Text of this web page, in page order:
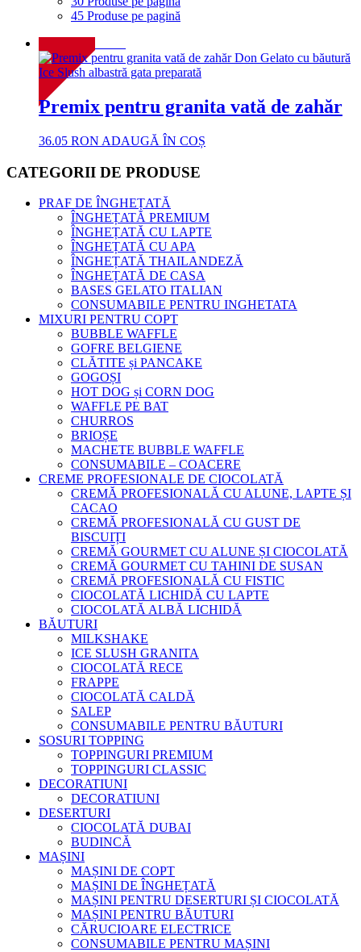
45 Produse pe pagină
Premix pentru granita vată de zahăr
36.05 RON ADAUGĂ ÎN COȘ
CATEGORII DE PRODUSE
PRAF DE ÎNGHEȚATĂ
ÎNGHEȚATĂ PREMIUM
ÎNGHEȚATĂ CU LAPTE
ÎNGHEȚATĂ CU APA
ÎNGHEȚATĂ THAILANDEZĂ
ÎNGHEȚATĂ DE CASA
BASES GELATO ITALIAN
CONSUMABILE PENTRU INGHETATA
MIXURI PENTRU COPT
BUBBLE WAFFLE
GOFRE BELGIENE
CLĂTITE și PANCAKE
GOGOȘI
HOT DOG și CORN DOG
WAFFLE PE BAT
CHURROS
BRIOȘE
MACHETE BUBBLE WAFFLE
CONSUMABILE – COACERE
CREME PROFESIONALE DE CIOCOLATĂ
CREMĂ PROFESIONALĂ CU ALUNE, LAPTE ȘI
CACAO
CREMĂ PROFESIONALĂ CU GUST DE
BISCUIȚI
CREMĂ GOURMET CU ALUNE ȘI CIOCOLATĂ
CREMĂ GOURMET CU TAHINI DE SUSAN
CREMĂ PROFESIONALĂ CU FISTIC
CIOCOLATĂ LICHIDĂ CU LAPTE
CIOCOLATĂ ALBĂ LICHIDĂ
BĂUTURI
MILKSHAKE
ICE SLUSH GRANITA
CIOCOLATĂ RECE
FRAPPE
CIOCOLATĂ CALDĂ
SALEP
CONSUMABILE PENTRU BĂUTURI
SOSURI TOPPING
TOPPINGURI PREMIUM
TOPPINGURI CLASSIC
DECORATIUNI
DECORATIUNI
DESERTURI
CIOCOLATĂ DUBAI
BUDINCĂ
MAȘINI
MAȘINI DE COPT
MAȘINI DE ÎNGHEȚATĂ
MAȘINI PENTRU DESERTURI ȘI CIOCOLATĂ
MAȘINI PENTRU BĂUTURI
CĂRUCIOARE ELECTRICE
CONSUMABILE PENTRU MAȘINI